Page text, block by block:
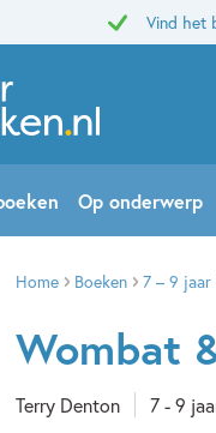
Vind het
Op onderwerp
Home Boeken 7 – 9 jaar
Wombat
Terry Denton 7 - 9